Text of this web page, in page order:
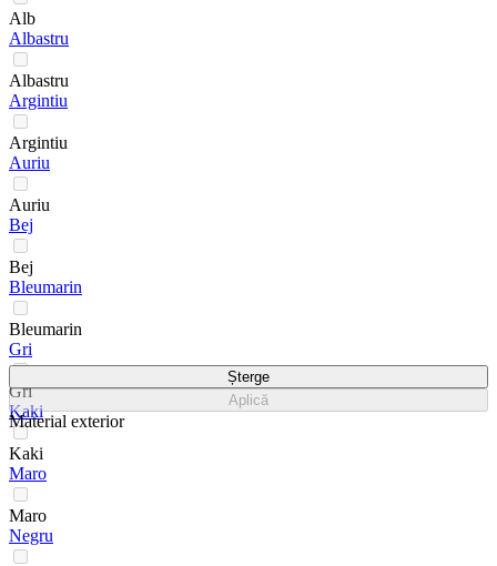
Alb
Albastru
Albastru
Argintiu
Argintiu
Auriu
Auriu
Bej
Bej
Bleumarin
Bleumarin
Gri
Gri
Kaki
Kaki
Maro
Maro
Negru
Șterge
Aplică
Material exterior